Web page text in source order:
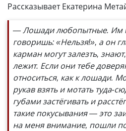
Рассказывает Екатерина
— Лошади любопытные. Им
говоришь: «Нельзя!», а он
карман могут залезть,
лежит. Если они тебе
относиться, как к лошади.
рукав взять и мотать туда-
губами застёгивать и
такие покусывания — это
на меня внимание, пошли